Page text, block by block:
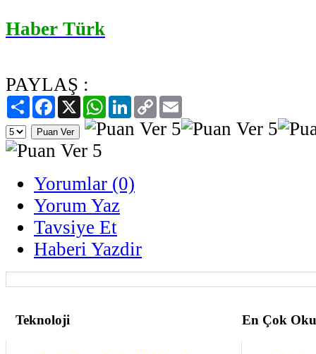
Haber Türk
PAYLAŞ :
PaylaşFacebook
X WhatsAppLinkedIn
Copy
Link
Yorumlar (0)
Yorum Yaz
Tavsiye Et
Haberi Yazdir
Teknoloji En Çok